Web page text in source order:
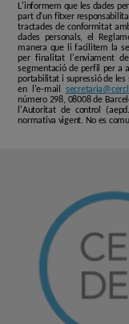
L'informem que les dades
part d'un fitxer responsabilitat
tractades de conformitat
dades personals, el
manera que li facilitem la
per finalitat l'enviament
segmentació de perfil per a
portabilitat i supressió de
en l'e-mail
número 298, 08008 de
l'Autoritat de control
normativa vigent. No es